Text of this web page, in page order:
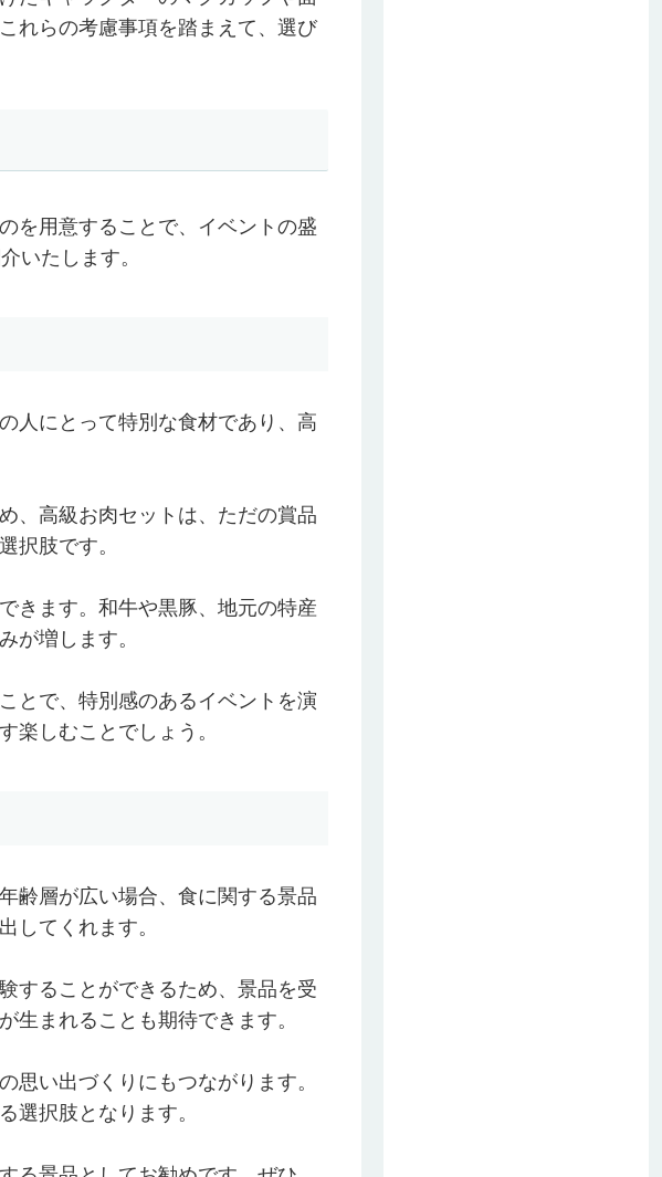
れらの考慮事項を踏まえて、選び
を用意することで、イベントの盛
いたします。
人にとって特別な食材であり、高
、高級お肉セットは、ただの賞品
択肢です。
きます。和牛や黒豚、地元の特産
が増します。
とで、特別感のあるイベントを演
楽しむことでしょう。
齢層が広い場合、食に関する景品
してくれます。
することができるため、景品を受
生まれることも期待できます。
思い出づくりにもつながります。
選択肢となります。